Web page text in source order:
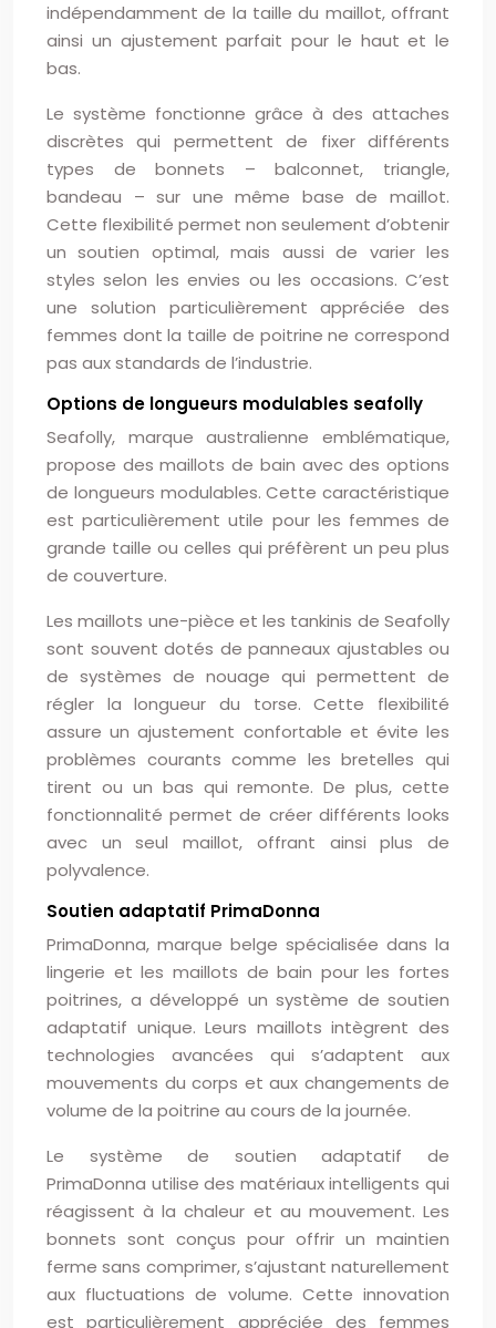
indépendamment de la taille du maillot, offrant
ainsi un ajustement parfait pour le haut et le
bas.
Le système fonctionne grâce à des attaches
discrètes qui permettent de fixer différents
types de bonnets – balconnet, triangle,
bandeau – sur une même base de maillot.
Cette flexibilité permet non seulement d’obtenir
un soutien optimal, mais aussi de varier les
styles selon les envies ou les occasions. C’est
une solution particulièrement appréciée des
femmes dont la taille de poitrine ne correspond
pas aux standards de l’industrie.
Options de longueurs modulables seafolly
Seafolly, marque australienne emblématique,
propose des maillots de bain avec des options
de longueurs modulables. Cette caractéristique
est particulièrement utile pour les femmes de
grande taille ou celles qui préfèrent un peu plus
de couverture.
Les maillots une-pièce et les tankinis de Seafolly
sont souvent dotés de panneaux ajustables ou
de systèmes de nouage qui permettent de
régler la longueur du torse. Cette flexibilité
assure un ajustement confortable et évite les
problèmes courants comme les bretelles qui
tirent ou un bas qui remonte. De plus, cette
fonctionnalité permet de créer différents looks
avec un seul maillot, offrant ainsi plus de
polyvalence.
Soutien adaptatif PrimaDonna
PrimaDonna, marque belge spécialisée dans la
lingerie et les maillots de bain pour les fortes
poitrines, a développé un système de soutien
adaptatif unique. Leurs maillots intègrent des
technologies avancées qui s’adaptent aux
mouvements du corps et aux changements de
volume de la poitrine au cours de la journée.
Le système de soutien adaptatif de
PrimaDonna utilise des matériaux intelligents qui
réagissent à la chaleur et au mouvement. Les
bonnets sont conçus pour offrir un maintien
ferme sans comprimer, s’ajustant naturellement
aux fluctuations de volume. Cette innovation
est particulièrement appréciée des femmes